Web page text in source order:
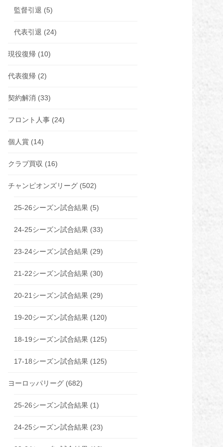
監督引退 (5)
代表引退 (24)
現役復帰 (10)
代表復帰 (2)
契約解消 (33)
フロント人事 (24)
個人賞 (14)
クラブ買収 (16)
チャンピオンズリーグ (502)
25-26シーズン試合結果 (5)
24-25シーズン試合結果 (33)
23-24シーズン試合結果 (29)
21-22シーズン試合結果 (30)
20-21シーズン試合結果 (29)
19-20シーズン試合結果 (120)
18-19シーズン試合結果 (125)
17-18シーズン試合結果 (125)
ヨーロッパリーグ (682)
25-26シーズン試合結果 (1)
24-25シーズン試合結果 (23)